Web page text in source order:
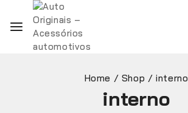
Home / Shop / interno
interno